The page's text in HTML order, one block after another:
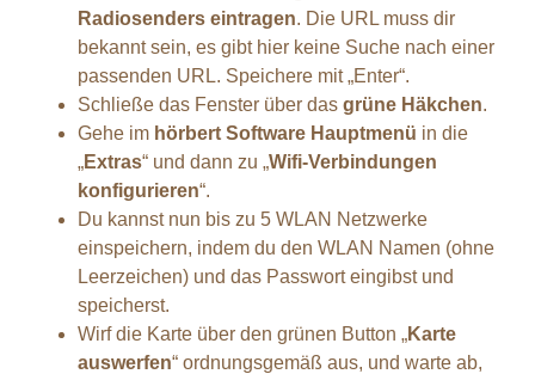
Radiosenders eintragen. Die URL muss dir
bekannt sein, es gibt hier keine Suche nach einer
passenden URL. Speichere mit „Enter“.
Schließe das Fenster über das grüne Häkchen.
Gehe im hörbert Software Hauptmenü in die
„Extras“ und dann zu „Wifi-Verbindungen
konfigurieren“.
Du kannst nun bis zu 5 WLAN Netzwerke
einspeichern, indem du den WLAN Namen (ohne
Leerzeichen) und das Passwort eingibst und
speicherst.
Wirf die Karte über den grünen Button „Karte
auswerfen“ ordnungsgemäß aus, und warte ab,